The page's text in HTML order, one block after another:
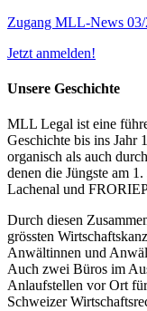
Zugang MLL-News 03/
Jetzt anmelden!
Unsere Geschichte
MLL Legal ist eine
Geschichte bis ins Jahr
organisch als auch
denen die Jüngste am
Lachenal und
Durch diesen
grössten
Anwältinnen und
Auch zwei Büros im
Anlaufstellen vor Ort
Schweizer